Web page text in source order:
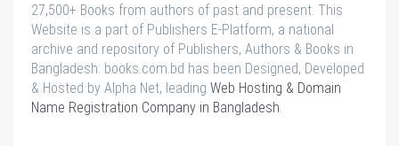
27,500+ Books from authors of past and present. This
Website is a part of Publishers E-Platform, a national
archive and repository of Publishers, Authors & Books in
Bangladesh. books.com.bd has been Designed, Developed
& Hosted by Alpha Net, leading Web Hosting & Domain
Name Registration Company in Bangladesh